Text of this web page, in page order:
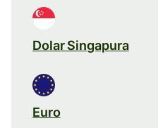
Dolar Singapura
Euro